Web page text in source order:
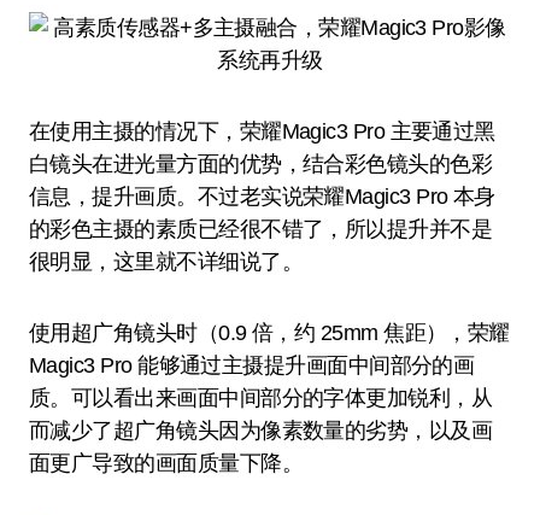
在使用主摄的情况下，荣耀Magic3 Pro 主要通过黑
白镜头在进光量方面的优势，结合彩色镜头的色彩
信息，提升画质。不过老实说荣耀Magic3 Pro 本身
的彩色主摄的素质已经很不错了，所以提升并不是
很明显，这里就不详细说了。
使用超广角镜头时（0.9 倍，约 25mm 焦距），荣耀
Magic3 Pro 能够通过主摄提升画面中间部分的画
质。可以看出来画面中间部分的字体更加锐利，从
而减少了超广角镜头因为像素数量的劣势，以及画
面更广导致的画面质量下降。